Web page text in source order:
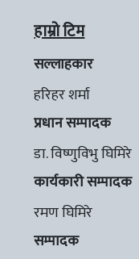
हाम्रो टिम
सल्लाहकार
हरिहर शर्मा
प्रधान सम्पादक
डा. विष्णुविभु घिमिरे
कार्यकारी सम्पादक
रमण घिमिरे
सम्पादक